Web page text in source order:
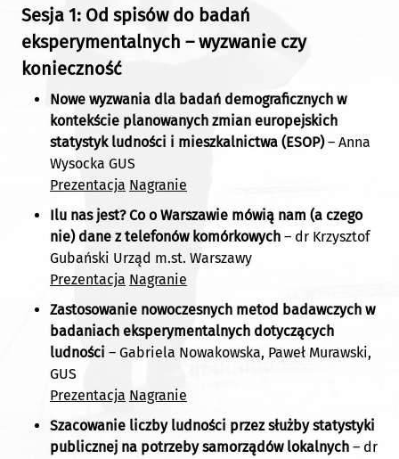
Sesja 1: Od spisów do badań
eksperymentalnych – wyzwanie czy
konieczność
Nowe wyzwania dla badań demograficznych w
kontekście planowanych zmian europejskich
statystyk ludności i mieszkalnictwa (ESOP)– Anna
Wysocka GUS
Prezentacja Nagranie
Ilu nas jest? Co o Warszawie mówią nam (a czego
nie) dane z telefonów komórkowych – dr Krzysztof
Gubański Urząd m.st. Warszawy
Prezentacja Nagranie
Zastosowanie nowoczesnych metod badawczych w
badaniach eksperymentalnych dotyczących
ludności – Gabriela Nowakowska, Paweł Murawski,
GUS
Prezentacja Nagranie
Szacowanie liczby ludności przez służby statystyki
publicznej na potrzeby samorządów lokalnych – dr